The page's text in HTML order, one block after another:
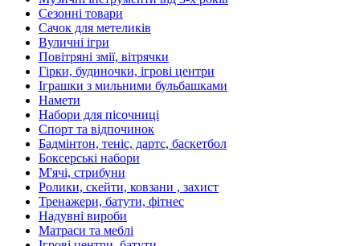
Сезонні товари
Сачок для метеликів
Вуличні ігри
Повітряні змії, вітрячки
Гірки, будиночки, ігрові центри
Іграшки з мильними бульбашками
Намети
Набори для пісочниці
Спорт та відпочинок
Бадмінтон, теніс, дартс, баскетбол
Боксерські набори
М'ячі, стрибуни
Ролики, скейти, ковзани , захист
Тренажери, батути, фітнес
Надувні вироби
Матраси та меблі